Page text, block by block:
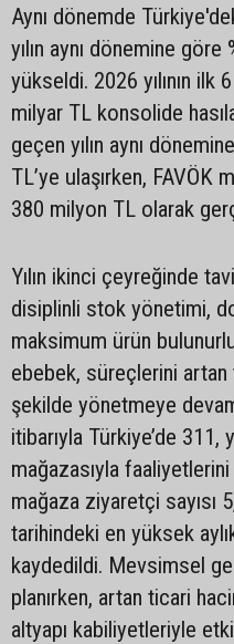
Aynı dönemde
yılın aynı dönemine
yükseldi. 2026 yılının ilk
milyar TL konsolide
geçen yılın aynı
TL’ye ulaşırken, FAVÖK
380 milyon TL olarak
Yılın ikinci çeyreğinde
disiplinli stok yönetimi,
maksimum ürün
ebebek, süreçlerini
şekilde yönetmeye
itibarıyla Türkiye’de 311,
mağazasıyla
mağaza ziyaretçi sayısı
tarihindeki en yüksek
kaydedildi. Mevsimsel
planırken, artan ticari
altyapı kabiliyetleriyle